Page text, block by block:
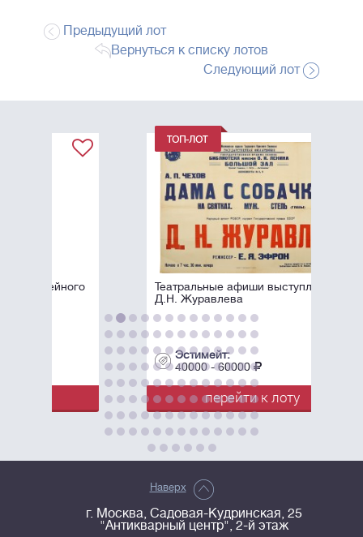
Предыдущий лот
Вернуться к списку лотов
Следующий лот
Театральные афиши выступлений
Д.Н. Журавлева
Эстимейт:
40000 - 60000
перейти к лоту
Наверх
г. Москва, Садовая-Кудринская, 25
"Антикварный центр", 2-й этаж